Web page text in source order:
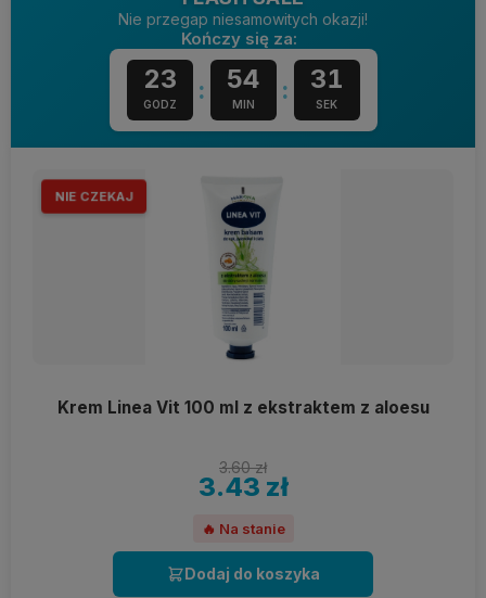
Nie przegap niesamowitych okazji!
Kończy się za:
23
GODZ : 54
MIN : 30
SEK
NIE CZEKAJ
Krem Linea Vit 100 ml z ekstraktem z aloesu
3.60 zł
3.43 zł
🔥 Na stanie
Dodaj do koszyka